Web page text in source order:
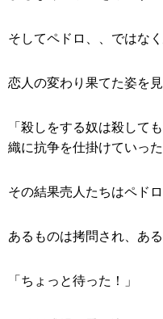
そしてペドロ、、ではな
恋人の変わり果てた姿を
「殺しをする奴は殺して
織に抗争を仕掛けていった
その結果売人たちはペド
あるものは拷問され、あ
「ちょっと待った！」